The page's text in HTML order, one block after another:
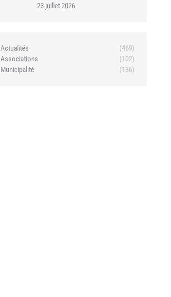
23 juillet 2026
Actualités
(469)
Associations
(102)
Municipalité
(136)